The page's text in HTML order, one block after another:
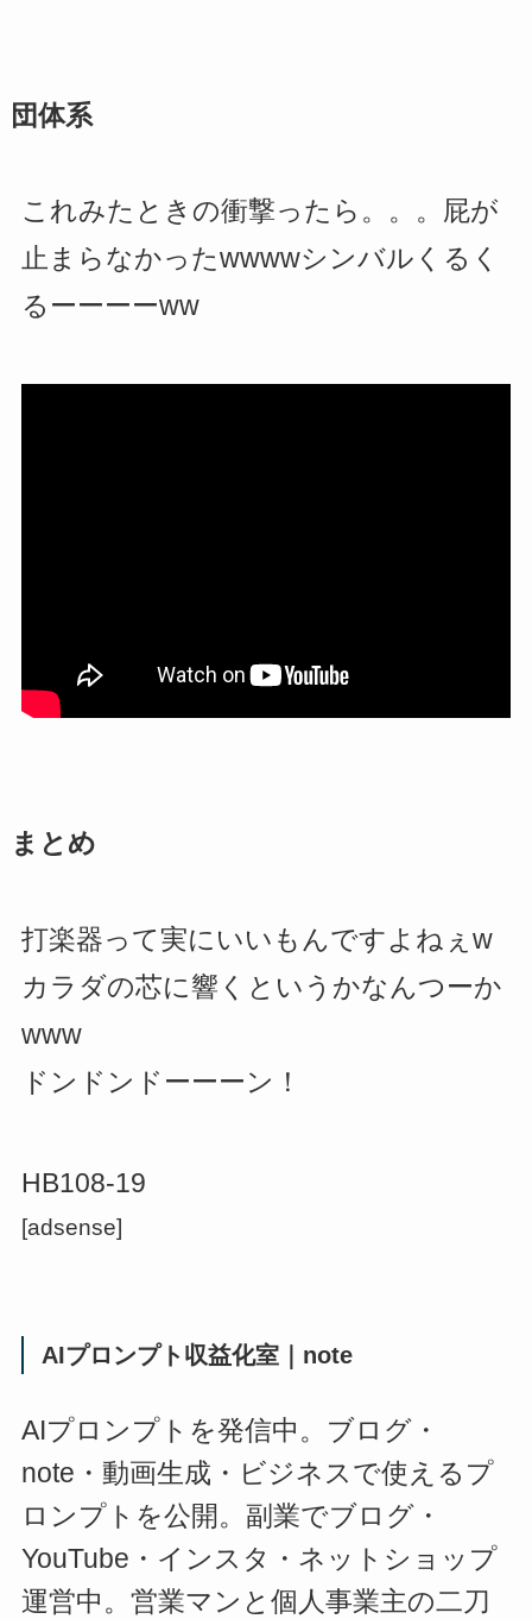
団体系
これみたときの衝撃ったら。。。屁が
止まらなかったwwwwシンバルくるく
るーーーーww
まとめ
打楽器って実にいいもんですよねぇw
カラダの芯に響くというかなんつーか
www
ドンドンドーーーン！
HB108-19
[adsense]
AIプロンプト収益化室｜note
AIプロンプトを発信中。ブログ・
note・動画生成・ビジネスで使えるプ
ロンプトを公開。副業でブログ・
YouTube・インスタ・ネットショップ
運営中。営業マンと個人事業主の二刀